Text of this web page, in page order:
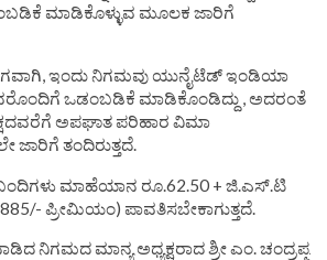
ಮಾಡಿಕೊಳ್ಳುವ ಮೂಲಕ ಜಾರಿಗೆ
ಇಂದು ನಿಗಮವು ಯುನೈಟೆಡ್ ಇಂಡಿಯಾ
ಒಡಂಬಡಿಕೆ ಮಾಡಿಕೊಂಡಿದ್ದು , ಅದರಂತೆ
ಅಪಘಾತ ಪರಿಹಾರ ವಿಮಾ
ತಂದಿರುತ್ತದೆ.
ಮಾಹೆಯಾನ ರೂ.62.50 + ಜಿ.ಎಸ್.ಟಿ
ಪ್ರೀಮಿಯಂ) ಪಾವತಿಸಬೇಕಾಗುತ್ತದೆ.
ನಿಗಮದ ಮಾನ್ಯ ಅಧ್ಯಕ್ಷರಾದ ಶ್ರೀ ಎಂ. ಚಂದ್ರಪ್ಪ